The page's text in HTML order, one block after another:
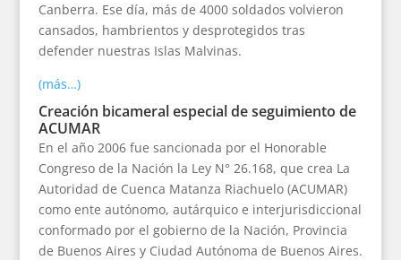
Canberra. Ese día, más de 4000 soldados volvieron
cansados, hambrientos y desprotegidos tras
defender nuestras Islas Malvinas.
(más…)
Creación bicameral especial de seguimiento de
ACUMAR
En el año 2006 fue sancionada por el Honorable
Congreso de la Nación la Ley N° 26.168, que crea La
Autoridad de Cuenca Matanza Riachuelo (ACUMAR)
como ente autónomo, autárquico e interjurisdiccional
conformado por el gobierno de la Nación, Provincia
de Buenos Aires y Ciudad Autónoma de Buenos Aires.